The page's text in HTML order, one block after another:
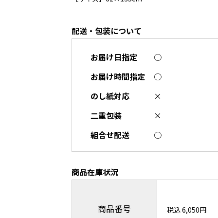
配送・包装について
お届け日指定
○
お届け時間指定
○
のし紙対応
×
二重包装
×
組合せ配送
○
商品在庫状況
商品番号
税込 6,050円